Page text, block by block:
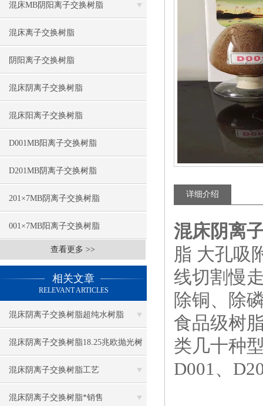
混床MB阴阳离子交换树脂
混床离子交换树脂
阴阳离子交换树脂
混床阴离子交换树脂
混床阳离子交换树脂
D001MB阳离子交换树脂
D201MB阴离子交换树脂
201×7MB阴离子交换树脂
001×7MB阳离子交换树脂
查看更多 >>
相关文章
RELEVANT ARTICLES
混床阴离子交换树脂超纯水树脂
混床阴离子交换树脂18.25兆欧抛光树
脂
混床阴离子交换树脂工艺
混床阴离子交换树脂*销售
详细介绍
混床阴离
脂 大孔吸
线切割慢
除铜、除
食品级树
类几十种
D001、